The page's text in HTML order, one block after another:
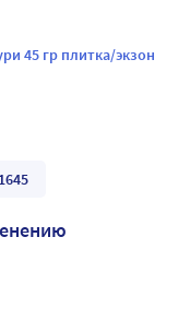
45 гр плитка/экзон